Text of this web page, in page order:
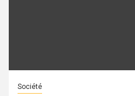
Société